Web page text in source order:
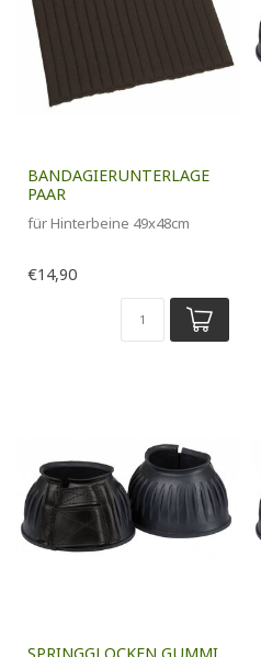
BANDAGIERUNTERLAGE
PAAR
für Hinterbeine 49x48cm
€14,90